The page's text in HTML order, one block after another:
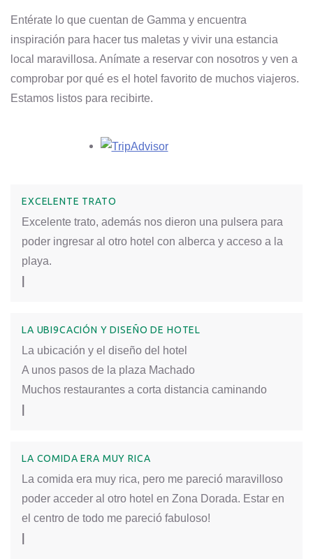
Entérate lo que cuentan de Gamma y encuentra
inspiración para hacer tus maletas y vivir una estancia
local maravillosa. Anímate a reservar con nosotros y ven a
comprobar por qué es el hotel favorito de muchos viajeros.
Estamos listos para recibirte.
Opens in a new tab.
EXCELENTE TRATO
Excelente trato, además nos dieron una pulsera para
poder ingresar al otro hotel con alberca y acceso a la
playa.
LA UBI9CACIÓN Y DISEÑO DE HOTEL
La ubicación y el diseño del hotel
A unos pasos de la plaza Machado
Muchos restaurantes a corta distancia caminando
LA COMIDA ERA MUY RICA
La comida era muy rica, pero me pareció maravilloso
poder acceder al otro hotel en Zona Dorada. Estar en
el centro de todo me pareció fabuloso!